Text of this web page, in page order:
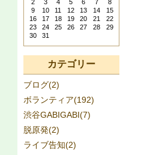
2
3 4 5 6 7
8
9
10 11 12 13 14
15
16
17 18 19 20 21
22
23
24 25 26 27 28
29
30
31
カテゴリー
ブログ(2)
ボランティア(192)
渋谷GABIGABI(7)
脱原発(2)
ライブ告知(2)